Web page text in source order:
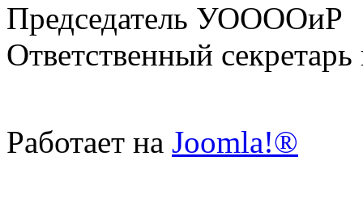
Председатель
Ответственный
Работает на Joomla!®